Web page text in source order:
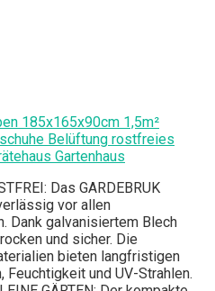
185x165x90cm 1,5m²
Belüftung rostfreies
Gartenhaus
Das GARDEBRUK
vor allen
Dank galvanisiertem Blech
und sicher. Die
bieten langfristigen
Feuchtigkeit und UV-Strahlen.